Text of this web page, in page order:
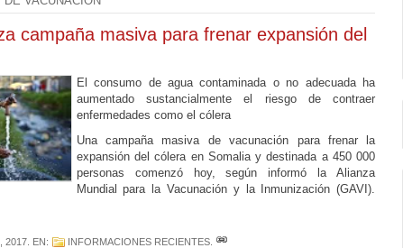
campaña masiva para frenar expansión del
El consumo de agua contaminada o no adecuada ha
aumentado sustancialmente el riesgo de contraer
enfermedades como el cólera
Una campaña masiva de vacunación para frenar la
expansión del cólera en Somalia y destinada a 450 000
personas comenzó hoy, según informó la Alianza
Mundial para la Vacunación y la Inmunización (GAVI).
2017. EN: INFORMACIONES RECIENTES.